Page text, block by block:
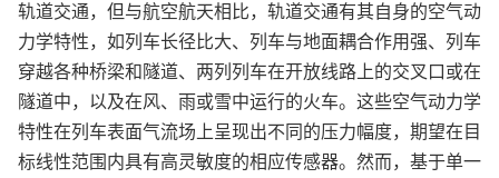
轨道交通， 但与航空航天相比，轨道交通有其自身的空气动
力学特性，如列车长径比大、列车与地面耦合作用强、列车
穿越各种桥梁和隧道、两列列车在开放线路上的交叉口或在
隧道中，以及在风、雨或雪中运行的火车。这些空气动力学
特性在列车表面气流场上呈现出不同的压力幅度，期望在目
标线性范围内具有高灵敏度的相应传感器。然而，基于单一